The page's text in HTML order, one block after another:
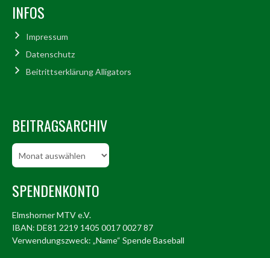
INFOS
Impressum
Datenschutz
Beitrittserklärung Alligators
BEITRAGSARCHIV
Beitragsarchiv
SPENDENKONTO
Elmshorner MTV e.V.
IBAN: DE81 2219 1405 0017 0027 87
Verwendungszweck: „Name“ Spende Baseball